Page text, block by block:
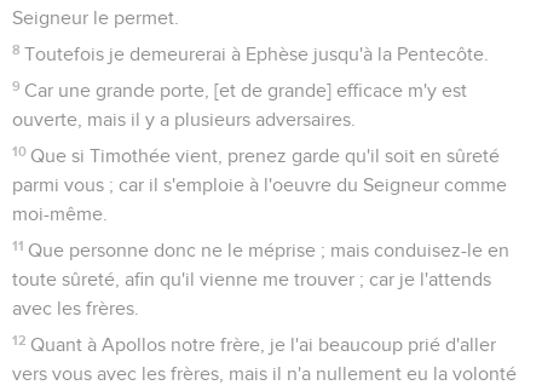
Seigneur le permet.
8 Toutefois je demeurerai à Ephèse jusqu'à la Pentecôte.
9 Car une grande porte, [et de grande] efficace m'y est
ouverte, mais il y a plusieurs adversaires.
10 Que si Timothée vient, prenez garde qu'il soit en sûreté
parmi vous ; car il s'emploie à l'oeuvre du Seigneur comme
moi-même.
11 Que personne donc ne le méprise ; mais conduisez-le en
toute sûreté, afin qu'il vienne me trouver ; car je l'attends
avec les frères.
12 Quant à Apollos notre frère, je l'ai beaucoup prié d'aller
vers vous avec les frères, mais il n'a nullement eu la volonté